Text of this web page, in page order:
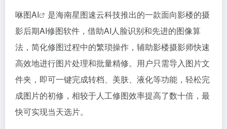
咻图AI
是海南星图速云科技推出的一款面向影楼的摄
影后期AI修图软件，借助AI人脸识别和先进的图像算
法，简化修图过程中的繁琐操作，辅助影楼摄影师快速
高效地进行图片处理和批量精修。用户只需导入图片文
件夹，即可一键完成转档、美肤、液化等功能，轻松完
成图片的初修，相较于人工修图效率提高了数十倍，最
快可实现当天选片。